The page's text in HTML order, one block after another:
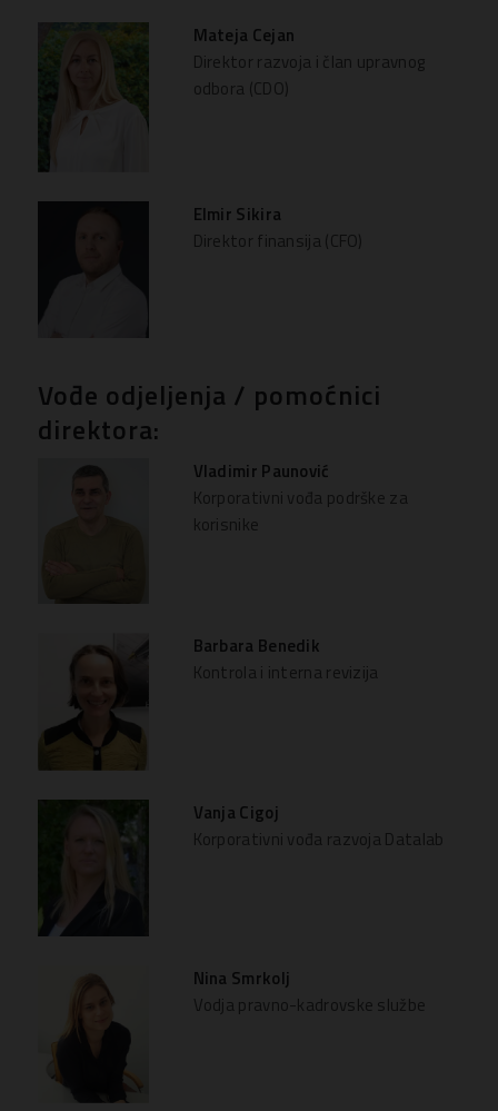
Mateja Cejan
Direktor razvoja i član upravnog
odbora (CDO)
Elmir Sikira
Direktor finansija (CFO)
Vođe odjeljenja / pomoćnici
direktora:
Vladimir Paunović
Korporativni vođa podrške za
korisnike
Barbara Benedik
Kontrola i interna revizija
Vanja Cigoj
Korporativni vođa razvoja Datalab
Nina Smrkolj
Vodja pravno-kadrovske službe